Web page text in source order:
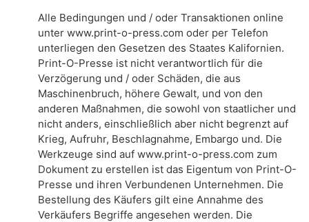
Alle Bedingungen und / oder Transaktionen online
unter www.print-o-press.com oder per Telefon
unterliegen den Gesetzen des Staates Kalifornien.
Print-O-Presse ist nicht verantwortlich für die
Verzögerung und / oder Schäden, die aus
Maschinenbruch, höhere Gewalt, und von den
anderen Maßnahmen, die sowohl von staatlicher und
nicht anders, einschließlich aber nicht begrenzt auf
Krieg, Aufruhr, Beschlagnahme, Embargo und. Die
Werkzeuge sind auf www.print-o-press.com zum
Dokument zu erstellen ist das Eigentum von Print-O-
Presse und ihren Verbundenen Unternehmen. Die
Bestellung des Käufers gilt eine Annahme des
Verkäufers Begriffe angesehen werden. Die